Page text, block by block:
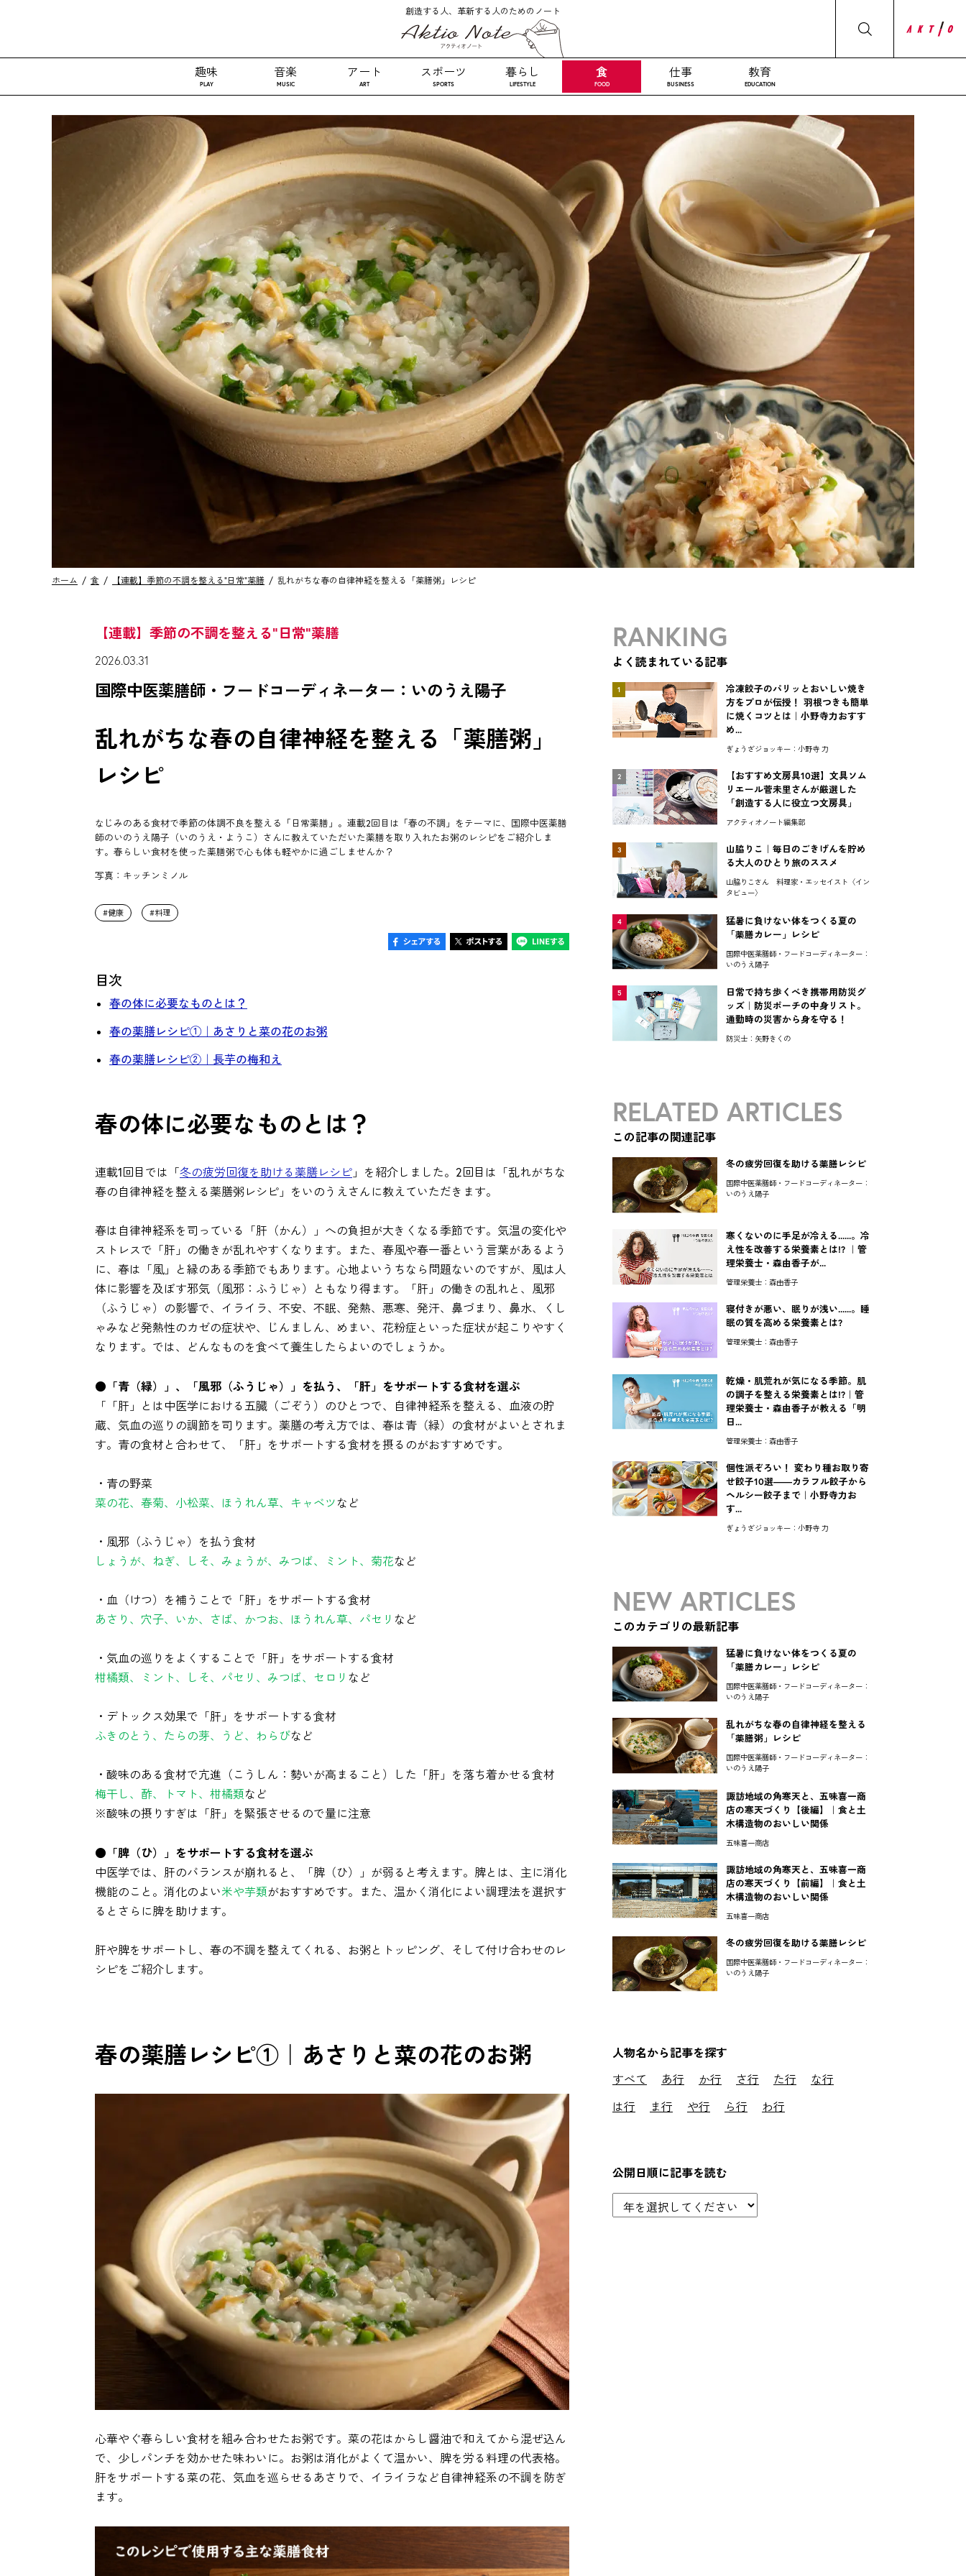
創造する人、革新する人のためのノート
趣味
PLAY
音楽
MUSIC
アート
ART
スポーツ
SPORTS
暮らし
LIFESTYLE
食
FOOD
仕事
BUSINESS
教育
EDUCATION
ホーム 食 【連載】季節の不調を整える“日常”薬膳 乱れがちな春の自律神経を整える「薬膳粥」レシピ
【連載】季節の不調を整える“日常”薬膳
2026.03.31
国際中医薬膳師・フードコーディネーター：いのうえ陽子
乱れがちな春の自律神経を整える「薬膳粥」
レシピ
なじみのある食材で季節の体調不良を整える「日常薬膳」。連載2回目は「春の不調」をテーマに、国際中医薬膳
師のいのうえ陽子（いのうえ・ようこ）さんに教えていただいた薬膳を取り入れたお粥のレシピをご紹介しま
す。春らしい食材を使った薬膳粥で心も体も軽やかに過ごしませんか？
写真：キッチンミノル
健康 料理
目次
春の体に必要なものとは？
春の薬膳レシピ①｜あさりと菜の花のお粥
春の薬膳レシピ②｜長芋の梅和え
春の体に必要なものとは？
連載1回目では「冬の疲労回復を助ける薬膳レシピ 」を紹介しました。2回目は「乱れがちな
春の自律神経を整える薬膳粥レシピ」をいのうえさんに教えていただきます。
春は自律神経系を司っている「肝（かん）」への負担が大きくなる季節です。気温の変化や
ストレスで「肝」の働きが乱れやすくなります。また、春風や春一番という言葉があるよう
に、春は「風」と縁のある季節でもあります。心地よいうちなら問題ないのですが、風は人
体に影響を及ぼす邪気（風邪：ふうじゃ）ともなり得ます。「肝」の働きの乱れと、風邪
（ふうじゃ）の影響で、イライラ、不安、不眠、発熱、悪寒、発汗、鼻づまり、鼻水、くし
ゃみなど発熱性のカゼの症状や、じんましん、めまい、花粉症といった症状が起こりやすく
なります。では、どんなものを食べて養生したらよいのでしょうか。
●「青（緑）」、「風邪（ふうじゃ）」を払う、「肝」をサポートする食材を選ぶ
「「肝」とは中医学における五臓（ごぞう）のひとつで、自律神経系を整える、血液の貯
蔵、気血の巡りの調節を司ります。薬膳の考え方では、春は青（緑）の食材がよいとされま
す。青の食材と合わせて、「肝」をサポートする食材を摂るのがおすすめです。
・青の野菜
菜の花、春菊、小松菜、ほうれん草、キャベツなど
・風邪（ふうじゃ）を払う食材
しょうが、ねぎ、しそ、みょうが、みつば、ミント、菊花など
・血（けつ）を補うことで「肝」をサポートする食材
あさり、穴子、いか、さば、かつお、ほうれん草、パセリ など
・気血の巡りをよくすることで「肝」をサポートする食材
柑橘類、ミント、しそ、パセリ、みつば、セロリ など
・デトックス効果で「肝」をサポートする食材
ふきのとう、たらの芽、うど、わらびなど
・酸味のある食材で亢進（こうしん：勢いが高まること）した「肝」を落ち着かせる食材
梅干し、酢、トマト、柑橘類など
※酸味の摂りすぎは「肝」を緊張させるので量に注意
●「脾（ひ）」をサポートする食材を選ぶ
中医学では、肝のバランスが崩れると、「脾（ひ）」が弱ると考えます。脾とは、主に消化
機能のこと。消化のよい米や芋類がおすすめです。また、温かく消化によい調理法を選択す
るとさらに脾を助けます。
肝や脾をサポートし、春の不調を整えてくれる、お粥とトッピング、そして付け合わせのレ
シピをご紹介します。
春の薬膳レシピ①｜あさりと菜の花のお粥
心華やぐ春らしい食材を組み合わせたお粥です。菜の花はからし醤油で和えてから混ぜ込ん
で、少しパンチを効かせた味わいに。お粥は消化がよくて温かい、脾を労る料理の代表格。
肝をサポートする菜の花、気血を巡らせるあさりで、イライラなど自律神経系の不調を防ぎ
ます。
RANKING
よく読まれている記事
1
冷凍餃子のパリッとおいしい焼き
方をプロが伝授！ 羽根つきも簡単
に焼くコツとは｜小野寺力おすす
め...
ぎょうざジョッキー：小野寺 力
2
【おすすめ文房具10選】文具ソム
リエール菅未里さんが厳選した
「創造する人に役立つ文房具」
アクティオノート編集部
3
山脇りこ｜毎日のごきげんを貯め
る大人のひとり旅のススメ
山脇りこさん 料理家・エッセイスト〈イン
タビュー〉
4
猛暑に負けない体をつくる夏の
「薬膳カレー」レシピ
国際中医薬膳師・フードコーディネーター：
いのうえ陽子
5
日常で持ち歩くべき携帯用防災グ
ッズ｜防災ポーチの中身リスト。
通勤時の災害から身を守る！
防災士：矢野きくの
RELATED ARTICLES
この記事の関連記事
冬の疲労回復を助ける薬膳レシピ
国際中医薬膳師・フードコーディネーター：
いのうえ陽子
寒くないのに手足が冷える......。冷
え性を改善する栄養素とは!? ｜管
理栄養士・森由香子が...
管理栄養士：森由香子
寝付きが悪い、眠りが浅い......。睡
眠の質を高める栄養素とは?
管理栄養士：森由香子
乾燥・肌荒れが気になる季節。肌
の調子を整える栄養素とは!?｜管
理栄養士・森由香子が教える「明
日...
管理栄養士：森由香子
個性派ぞろい！ 変わり種お取り寄
せ餃子10選――カラフル餃子から
ヘルシー餃子まで｜小野寺力お
す...
ぎょうざジョッキー：小野寺 力
NEW ARTICLES
このカテゴリの最新記事
猛暑に負けない体をつくる夏の
「薬膳カレー」レシピ
国際中医薬膳師・フードコーディネーター：
いのうえ陽子
乱れがちな春の自律神経を整える
「薬膳粥」レシピ
国際中医薬膳師・フードコーディネーター：
いのうえ陽子
諏訪地域の角寒天と、五味喜一商
店の寒天づくり【後編】｜食と土
木構造物のおいしい関係
五味喜一商店
諏訪地域の角寒天と、五味喜一商
店の寒天づくり【前編】｜食と土
木構造物のおいしい関係
五味喜一商店
冬の疲労回復を助ける薬膳レシピ
国際中医薬膳師・フードコーディネーター：
いのうえ陽子
人物名から記事を探す
すべて あ行 か行 さ行 た行
な行
は行
ま行 や行 ら行 わ行
公開日順に記事を読む